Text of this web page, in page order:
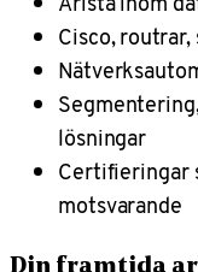
Cisco,
lösningar
Certifieringar
motsvarande